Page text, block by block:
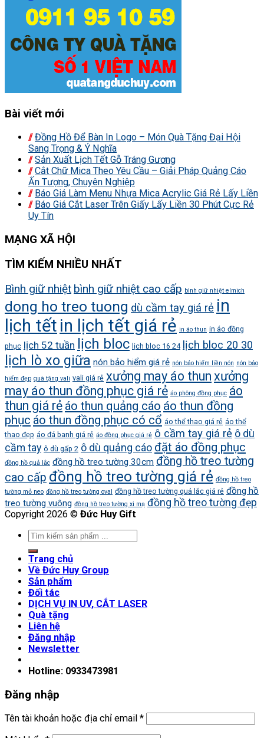
Bài viết mới
Đồng Hồ Để Bàn In Logo – Món Quà Tặng Đại Hội
Sang Trọng & Ý Nghĩa
Sản Xuất Lịch Tết Gỗ Tráng Gương
Cắt Chữ Mica Theo Yêu Cầu – Giải Pháp Quảng Cáo
Ấn Tượng, Chuyên Nghiệp
Báo Giá Làm Menu Nhựa Mica Acrylic Giá Rẻ Lấy Liền
Báo Giá Cắt Laser Trên Giấy Lấy Liền 30 Phút Cực Rẻ
Uy Tín
MẠNG XÃ HỘI
TÌM KIẾM NHIỀU NHẤT
Bình giữ nhiệt bình giữ nhiệt cao cấp bình giữ nhiệt elmich
dong ho treo tuong dù cầm tay giá rẻ in
lịch tết in lịch tết giá rẻ in áo thun in áo đồng
phục lịch 52 tuần lịch bloc lịch bloc 16 24 lịch bloc 20 30
lịch lò xo giữa nón bảo hiểm giá rẻ nón bảo hiểm liền nón nón bảo
hiểm đẹp quà tặng vali vali giá rẻ xưởng may áo thun xưởng
may áo thun đồng phục giá rẻ áo phông đồng phục áo
thun giá rẻ áo thun quảng cáo áo thun đồng
phục áo thun đồng phục có cổ áo thể thao giá rẻ áo thể
thao đẹp áo đá banh giá rẻ áo đồng phục giá rẻ ô cầm tay giá rẻ ô dù
cầm tay ô dù gấp 2 ô dù quảng cáo đặt áo đồng phục
đồng hồ quả lắc đồng hồ treo tường 30cm đồng hồ treo tường
cao cấp đồng hồ treo tường giá rẻ đồng hồ treo
tường mỏ neo đồng hồ treo tường oval đồng hồ treo tường quả lắc giá rẻ đồng hồ
treo tường vuông đồng hồ treo tường xi mạ đồng hồ treo tường đẹp
Copyright 2026 © Đức Huy Gift
Trang chủ
Về Đức Huy Group
Sản phẩm
Đối tác
DỊCH VỤ IN UV, CẮT LASER
Quà tặng
Liên hệ
Đăng nhập
Newsletter
Hotline: 0933473981
Đăng nhập
Tên tài khoản hoặc địa chỉ email *